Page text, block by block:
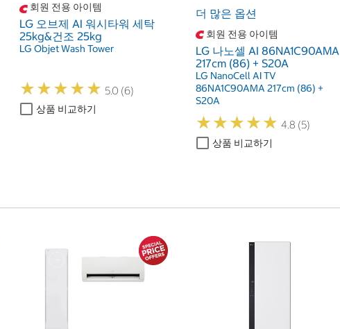
회원 전용 아이템
LG 오브제 AI 워시타워 세탁
25kg&건조 25kg
LG Objet Wash Tower
★★★★★
★★★★★ 5.0 (6)
상품 비교하기
더 많은 옵션
회원 전용 아이템
LG 나노셀 AI 86NA1C90AMA
217cm (86) + S20A
LG NanoCell AI TV
86NA1C90AMA 217cm (86) +
S20A
★★★★★
★★★★★ 4.8 (5)
상품 비교하기